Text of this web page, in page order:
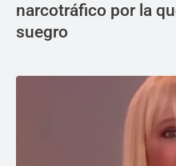
narcotráfico por la
suegro